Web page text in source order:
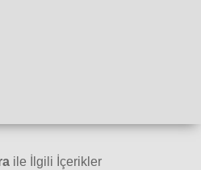
ile İlgili İçerikler